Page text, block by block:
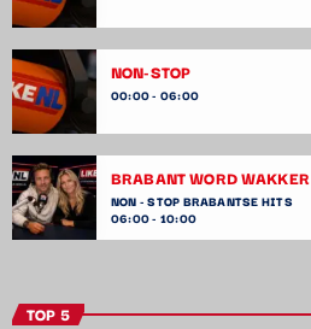
NON-STOP
00:00 - 06:00
BRABANT WORD WAKKER
NON - STOP BRABANTSE HITS
06:00 - 10:00
TOP 5